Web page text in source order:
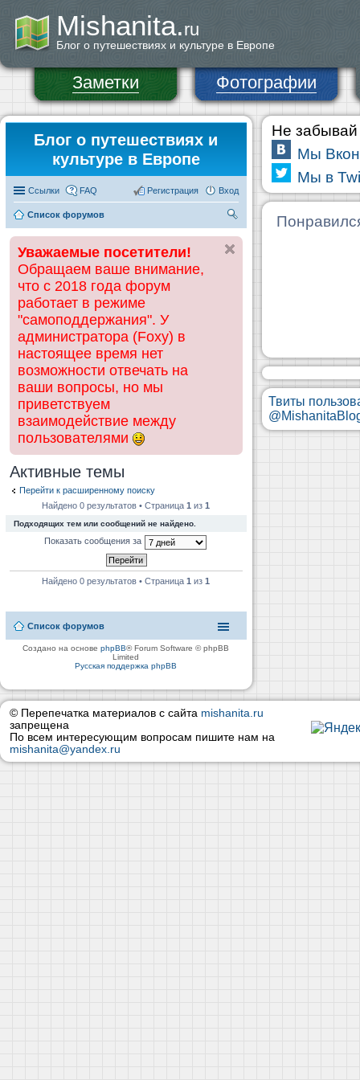
Mishanita.ru
Блог о путешествиях и культуре в Европе
Заметки Фотографии
Блог о путешествиях и
культуре в Европе
Ссылки FAQ Вход
Регистрация
Список форумов
ск
Уважаемые посетители!
Обращаем ваше внимание,
что с 2018 года форум
работает в режиме
"самоподдержания". У
администратора (Foxy) в
настоящее время нет
возможности отвечать на
ваши вопросы, но мы
приветствуем
взаимодействие между
пользователями
Активные темы
Перейти к расширенному поиску
Найдено 0 результатов • Страница1 из1
Подходящих тем или сообщений не найдено.
Показать сообщения за
Найдено 0 результатов • Страница1 из1
Список форумов
Создано на основеphpBB® Forum Software © phpBB
Limited
Русская поддержка phpBB
Не забывай
Мы
Мы в
Твиты
© Перепечатка материалов с сайта mishanita.ru
запрещена
По всем интересующим вопросам пишите нам на
mishanita@yandex.ru